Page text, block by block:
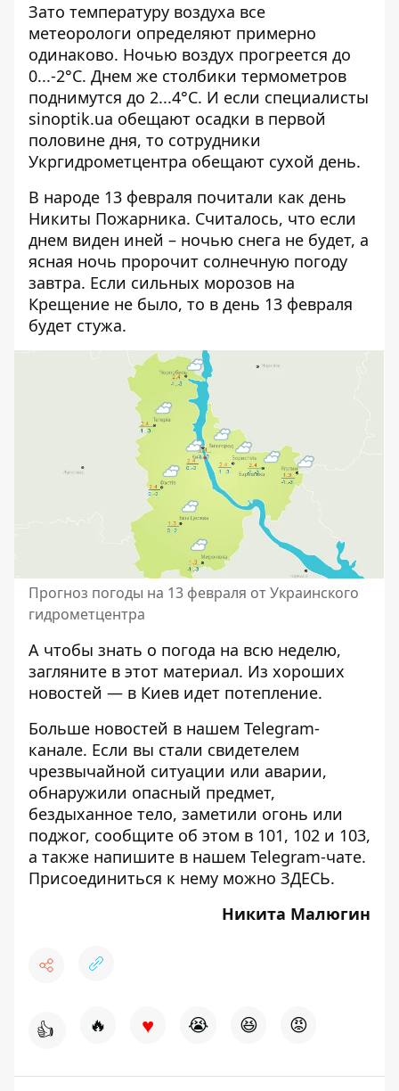
Зато температуру воздуха все
метеорологи определяют примерно
одинаково. Ночью воздух прогреется до
0...-2°C. Днем же столбики термометров
поднимутся до 2...4°C. И если специалисты
sinoptik.ua обещают осадки в первой
половине дня, то сотрудники
Укргидрометцентра обещают сухой день.
В народе 13 февраля почитали как день
Никиты Пожарника. Считалось, что если
днем виден иней – ночью снега не будет, а
ясная ночь пророчит солнечную погоду
завтра. Если сильных морозов на
Крещение не было, то в день 13 февраля
будет стужа.
Прогноз погоды на 13 февраля от Украинского
гидрометцентра
А чтобы знать о погода на всю неделю,
загляните в этот материал. Из хороших
новостей — в Киев идет потепление.
Больше новостей в нашем Telegram-
канале. Если вы стали свидетелем
чрезвычайной ситуации или аварии,
обнаружили опасный предмет,
бездыханное тело, заметили огонь или
поджог, сообщите об этом в 101, 102 и 103,
а также напишите в нашем Telegram-чате.
Присоединиться к нему можно ЗДЕСЬ.
Никита Малюгин
👍 🔥 ♥ 😭 😆 😡